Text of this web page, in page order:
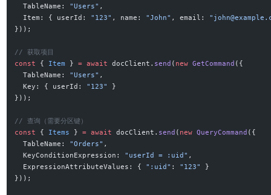
  TableName:
"Users" ,
  Item: { userId:
"123" , name: "John" , email: "
}));
// 获取项目
const
{ Item } = await docClient. send ( new GetCommand ({
  TableName:
"Users" ,
  Key: { userId:
"123"
}
}));
// 查询（需要分区键）
const
{ Items } = await docClient. send ( new QueryCommand ({
  TableName:
"Orders" ,
  KeyConditionExpression:
"userId = :uid" ,
  ExpressionAttributeValues: {
":uid" : "123"
}
}));